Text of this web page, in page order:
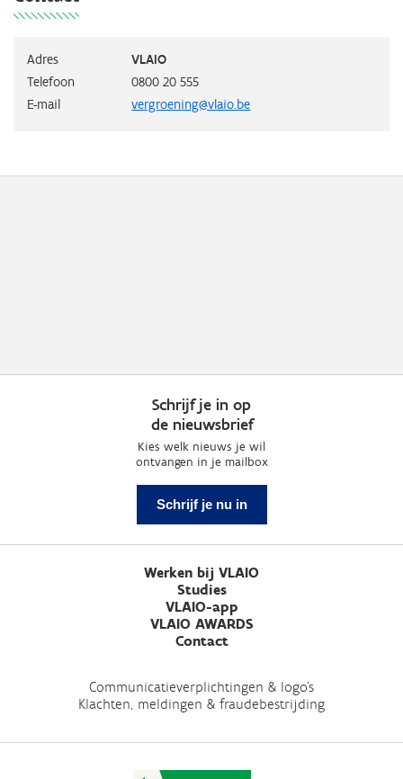
Adres
VLAIO
Telefoon
0800 20 555
E-mail
vergroening@vlaio.be
Schrijf je in op
de nieuwsbrief
Kies welk nieuws je wil
ontvangen in je mailbox
Schrijf je nu in
Werken bij VLAIO
Studies
VLAIO-app
VLAIO AWARDS
Contact
Communicatieverplichtingen & logo's
Klachten, meldingen & fraudebestrijding